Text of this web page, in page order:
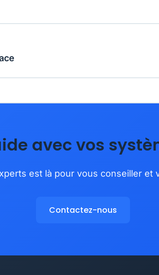
avec vos
est là pour vous conseiller et
Contactez-nous